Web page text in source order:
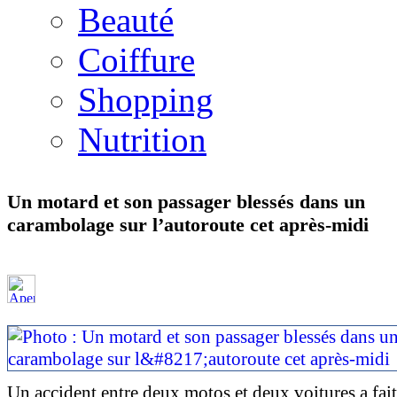
Beauté
Coiffure
Shopping
Nutrition
Un motard et son passager blessés dans un
carambolage sur l’autoroute cet après-midi